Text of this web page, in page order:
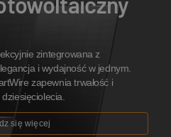
zintegrowana z
i wydajność w jednym.
zapewnia trwałość i
się więcej